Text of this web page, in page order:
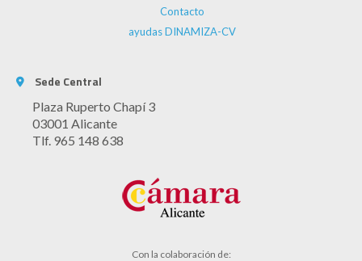
Contacto
ayudas DINAMIZA-CV
Sede Central
Plaza Ruperto Chapí 3
03001 Alicante
Tlf. 965 148 638
Con la colaboración de: